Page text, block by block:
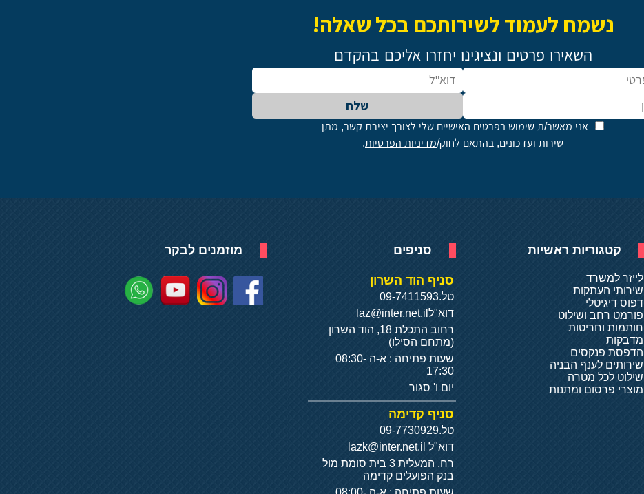
נשמח לעמוד לשירותכם בכל שאלה!
השאירו פרטים ונציגינו יחזרו אליכם בהקדם
שלח
אני מאשר/ת שימוש בפרטים האישיים שלי לצורך יצירת קשר, מתן
שירות ועדכונים, בהתאם לחוק/מדיניות הפרטיות.
קטגוריות ראשיות
לייזר למשרד
שירותי העתקות
דפוס דיגיטלי
פורמט רחב ושילוט
חותמות וחריטות
מדבקות
הדפסת פנקסים
שירותים לענף הבניה
שילוט לכל מטרה
מוצרי פרסום ומתנות
סניפים
סניף הוד השרון
טל.09-7411593
דוא"ל laz@inter.net.il
רחוב התכלת 18, הוד השרון
(מתחם הסילו)
שעות פתיחה : א-ה 08:30-
17:30
יום ו' סגור
סניף קדימה
טל.09-7730929
דוא"ל
רח. המעלית 3 בית סומת מול
בנק הפועלים קדימה
מוזמנים לבקר